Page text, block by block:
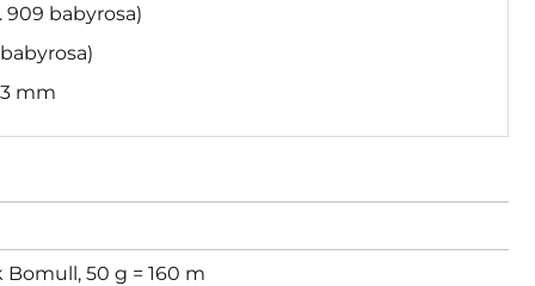
909 babyrosa)
mm
Bomull, 50 g = 160 m